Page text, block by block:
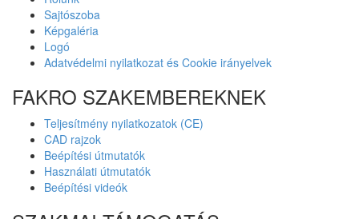
Sajtószoba
Képgaléria
Logó
Adatvédelmi nyilatkozat és Cookie irányelvek
FAKRO SZAKEMBEREKNEK
Teljesítmény nyilatkozatok (CE)
CAD rajzok
Beépítési útmutatók
Használati útmutatók
Beépítési videók